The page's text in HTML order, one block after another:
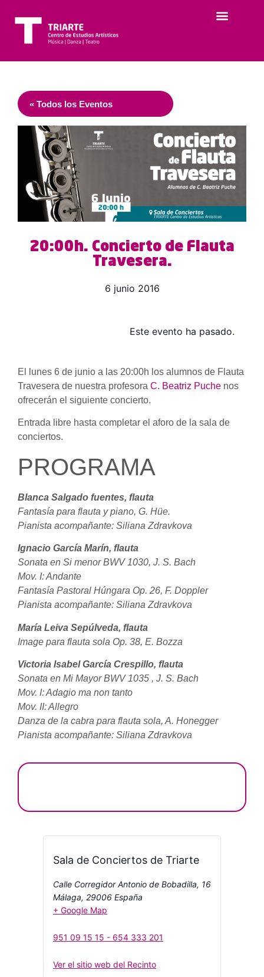
« Todos los Eventos
20:00h. Concierto de Flauta
Travesera.
6 junio 2016
Este evento ha pasado.
El lunes 6 de junio a las 20:00h los alumnos de Flauta
Travesera de nuestra profesora C. Beatriz Puche nos
ofrecerán el siguiente concierto.
Entrada libre hasta completar el aforo de la sala de
conciertos.
PROGRAMA
Blanca Salgado fuentes, flauta
Fantasía para flauta y piano, G. Hüe.
Pianista acompañante: Siliana Zdravkova
Ignacio García Marín, flauta
Sonata en Si menor BWV 1030, J. S. Bach
Mov. I: Andante
Fantasía Pastoral Húngara Op. 26, F. Doppler
Pianista acompañante: Siliana Zdravkova
María Leiva Sepúlveda, flauta
Image para flauta sola Op. 38, E. Bozza
Victoria Isabel García Crespillo, flauta
Sonata en Mi Mayor BWV 1035 , J. S. Bach
Mov. I: Adagio ma non tanto
Mov. II: Allegro
Danza de la cabra para flauta sola, A. Honegger
Pianista acompañante: Siliana Zdravkova
Sala de Conciertos de Triarte
Calle Corregidor Antonio de Bobadilla, 16
Málaga, 29006 España
+ Google Map
951 09 15 15 - 654 333 201
Ver el sitio web del Recinto